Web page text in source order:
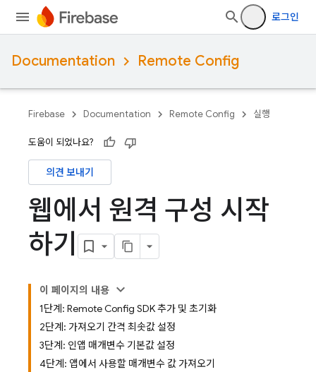
로그인
Documentation Remote Config
Firebase Documentation Remote Config 실행
도움이 되었나요?
의견 보내기
웹에서 원격 구성 시작
하기
이 페이지의 내용
1단계: Remote Config SDK 추가 및 초기화
2단계: 가져오기 간격 최솟값 설정
3단계: 인앱 매개변수 기본값 설정
4단계: 앱에서 사용할 매개변수 값 가져오기